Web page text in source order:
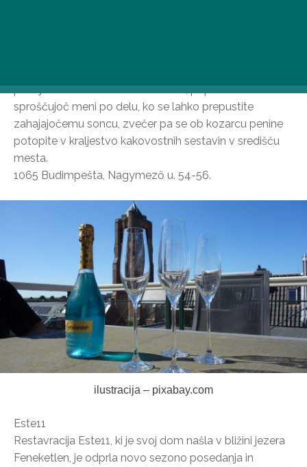
ponuja raznovrsten meni za kosilo, popoldne
sproščujoč meni po delu, ko se lahko prepustite
zahajajočemu soncu, zvečer pa se ob kozarcu penine
potopite v kraljestvo kakovostnih sestavin v središču
mesta.
1065 Budimpešta, Nagymező u. 54-56.
ilustracija – pixabay.com
Este11
Restavracija Este11, ki je svoj dom našla v bližini jezera
Feneketlen, je odprla novo sezono posedanja in